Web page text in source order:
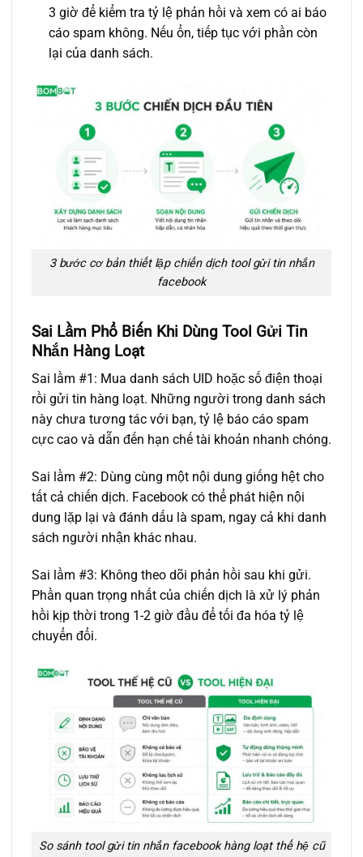
3 giờ để kiểm tra tỷ lệ phản hồi và xem có ai báo
cáo spam không. Nếu ổn, tiếp tục với phần còn
lại của danh sách.
3 bước cơ bản thiết lập chiến dịch tool gửi tin nhắn
facebook
Sai Lầm Phổ Biến Khi Dùng Tool Gửi Tin
Nhắn Hàng Loạt
Sai lầm #1: Mua danh sách UID hoặc số điện thoại
rồi gửi tin hàng loạt. Những người trong danh sách
này chưa tương tác với bạn, tỷ lệ báo cáo spam
cực cao và dẫn đến hạn chế tài khoản nhanh chóng.
Sai lầm #2: Dùng cùng một nội dung giống hệt cho
tất cả chiến dịch. Facebook có thể phát hiện nội
dung lặp lại và đánh dấu là spam, ngay cả khi danh
sách người nhận khác nhau.
Sai lầm #3: Không theo dõi phản hồi sau khi gửi.
Phần quan trọng nhất của chiến dịch là xử lý phản
hồi kịp thời trong 1-2 giờ đầu để tối đa hóa tỷ lệ
chuyển đổi.
So sánh tool gửi tin nhắn facebook hàng loạt thế hệ cũ